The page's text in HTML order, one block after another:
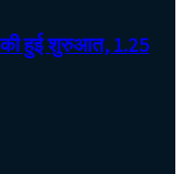
की हुई शुरुआत, 1.25